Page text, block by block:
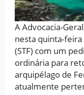
A Advocacia-
nesta quinta-
(STF) com um
ordinária para
arquipélago de
atualmente